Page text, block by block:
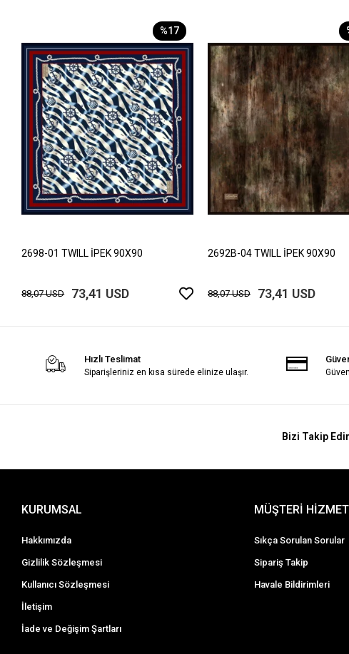
%17
2698-01 TWILL İPEK 90X90
88,07 USD 73,41 USD
2692B-04 TWILL İPEK 90X90
88,07 USD 73,41 USD
Hızlı Teslimat
Siparişleriniz en kısa sürede elinize ulaşır.
Bizi Takip
KURUMSAL
Hakkımızda
Gizlilik Sözleşmesi
Kullanıcı Sözleşmesi
İletişim
İade ve Değişim Şartları
MÜŞTERİ
Sıkça Sorulan Sorular
Sipariş Takip
Havale Bildirimleri